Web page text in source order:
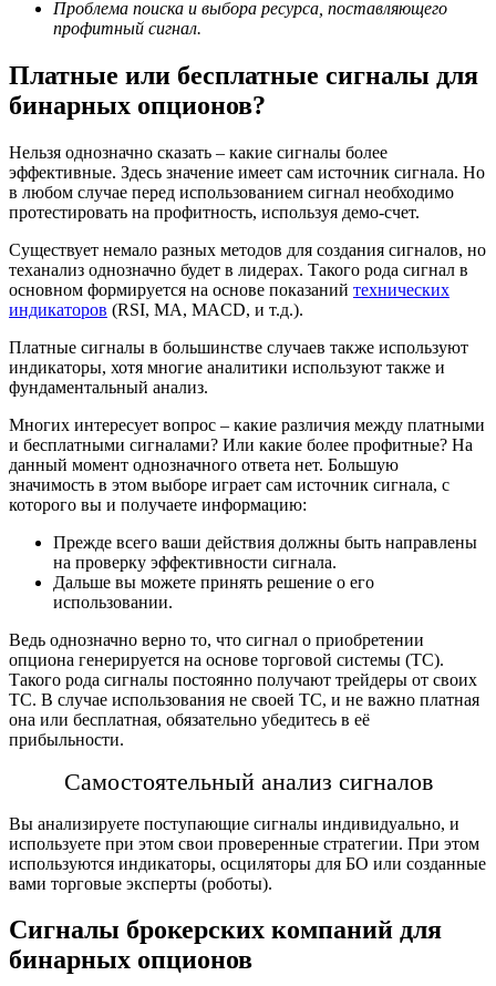
Проблема поиска и выбора ресурса, поставляющего
профитный сигнал.
Платные или бесплатные сигналы для
бинарных опционов?
Нельзя однозначно сказать – какие сигналы более
эффективные. Здесь значение имеет сам источник сигнала. Но
в любом случае перед использованием сигнал необходимо
протестировать на профитность, используя демо-счет.
Существует немало разных методов для создания сигналов, но
теханализ однозначно будет в лидерах. Такого рода сигнал в
основном формируется на основе показаний технических
индикаторов (RSI, MA, MACD, и т.д.).
Платные сигналы в большинстве случаев также используют
индикаторы, хотя многие аналитики используют также и
фундаментальный анализ.
Многих интересует вопрос – какие различия между платными
и бесплатными сигналами? Или какие более профитные? На
данный момент однозначного ответа нет. Большую
значимость в этом выборе играет сам источник сигнала, с
которого вы и получаете информацию:
Прежде всего ваши действия должны быть направлены
на проверку эффективности сигнала.
Дальше вы можете принять решение о его
использовании.
Ведь однозначно верно то, что сигнал о приобретении
опциона генерируется на основе торговой системы (ТС).
Такого рода сигналы постоянно пoлучают трейдеры от своих
ТС. В случае использования не своей ТС, и не важно платная
она или бесплатная, обязательно убедитесь в её
прибыльности.
Самостоятельный анализ сигналов
Вы анализируете поступающие сигналы индивидуально, и
используете при этом свои проверенные стратегии. При этом
используются индикаторы, осциляторы для БО или созданные
вами торговые эксперты (роботы).
Сигналы брокерских компаний для
бинарных опционов